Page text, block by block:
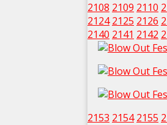
2108 2109 2110
2124 2125 2126
2140 2141 2142
2153 2154 2155